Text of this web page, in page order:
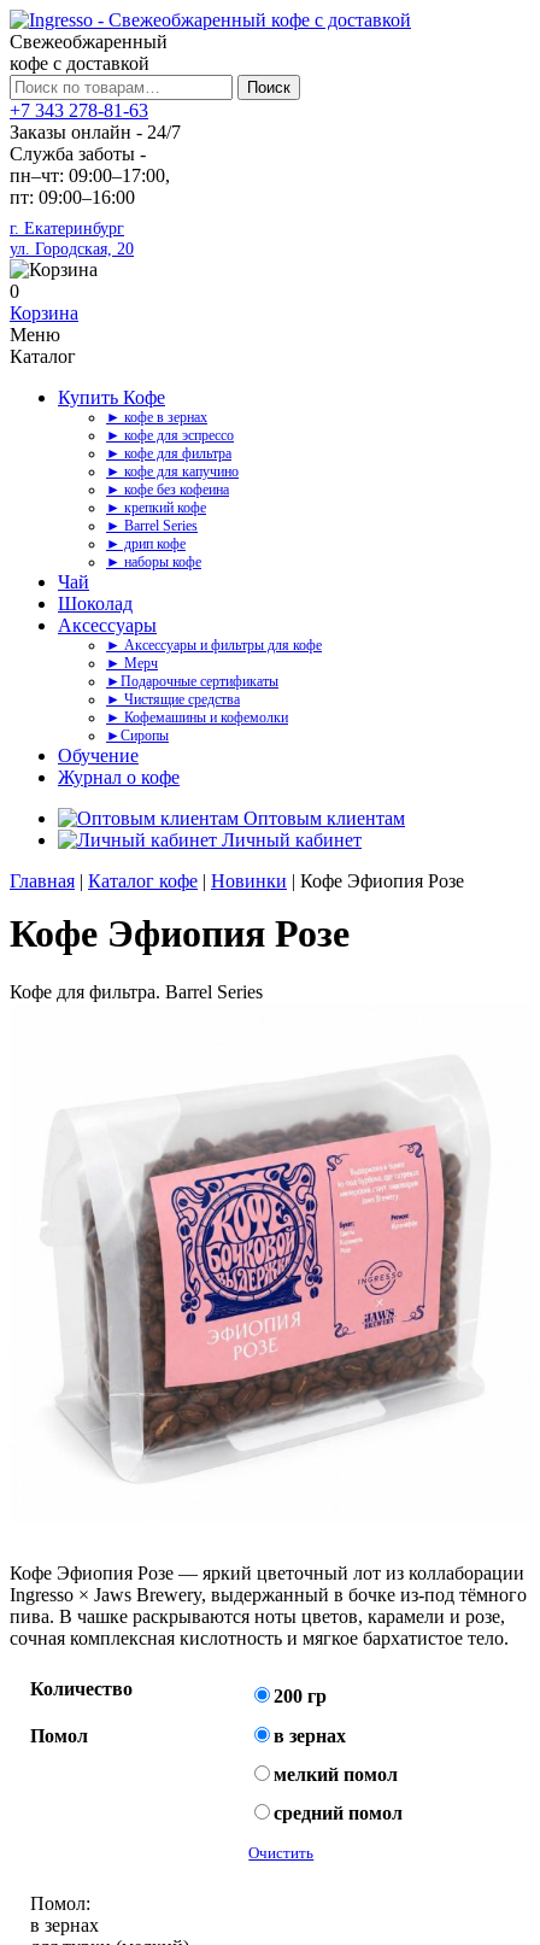
Свежеобжаренный
кофе с доставкой
Искать:
Поиск
+7 343 278-81-63
Заказы онлайн - 24/7
Служба заботы -
пн–чт: 09:00–17:00,
пт: 09:00–16:00
г. Екатеринбург
ул. Городская, 20
0
Корзина
Меню
Каталог
Купить Кофе
► кофе в зернах
► кофе для эспрессо
► кофе для фильтра
► кофе для капучино
► кофе без кофеина
► крепкий кофе
► Barrel Series
► дрип кофе
► наборы кофе
Чай
Шоколад
Аксессуары
► Аксессуары и фильтры для кофе
► Мерч
►Подарочные сертификаты
► Чистящие средства
► Кофемашины и кофемолки
►Сиропы
Обучение
Журнал о кофе
Оптовым клиентам
Личный кабинет
Главная | Каталог кофе | Новинки | Кофе Эфиопия Розе
Кофе Эфиопия Розе
Кофе для фильтра. Barrel Series
Кофе Эфиопия Розе — яркий цветочный лот из коллаборации
Ingresso × Jaws Brewery, выдержанный в бочке из-под тёмного
пива. В чашке раскрываются ноты цветов, карамели и розе,
сочная комплексная кислотность и мягкое бархатистое тело.
Количество
200 гр
Помол
в зернах
мелкий помол
средний помол
Очистить
Помол:
в зернах